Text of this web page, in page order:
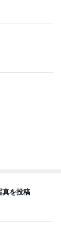
真を投稿